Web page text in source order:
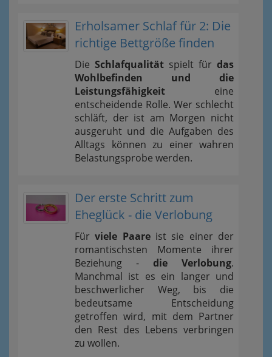
Erholsamer Schlaf für 2: Die
richtige Bettgröße finden
Die Schlafqualität spielt für das
Wohlbefinden und die
Leistungsfähigkeit eine
entscheidende Rolle. Wer schlecht
schläft, der ist am Morgen nicht
ausgeruht und die Aufgaben des
Alltags können zu einer wahren
Belastungsprobe werden.
Der erste Schritt zum
Eheglück - die Verlobung
Fürviele Paareist sie einer der
romantischsten Momente ihrer
Beziehung - die Verlobung.
Manchmal ist es ein langer und
beschwerlicher Weg, bis die
bedeutsame Entscheidung
getroffen wird, mit dem Partner
den Rest des Lebens verbringen
zu wollen.